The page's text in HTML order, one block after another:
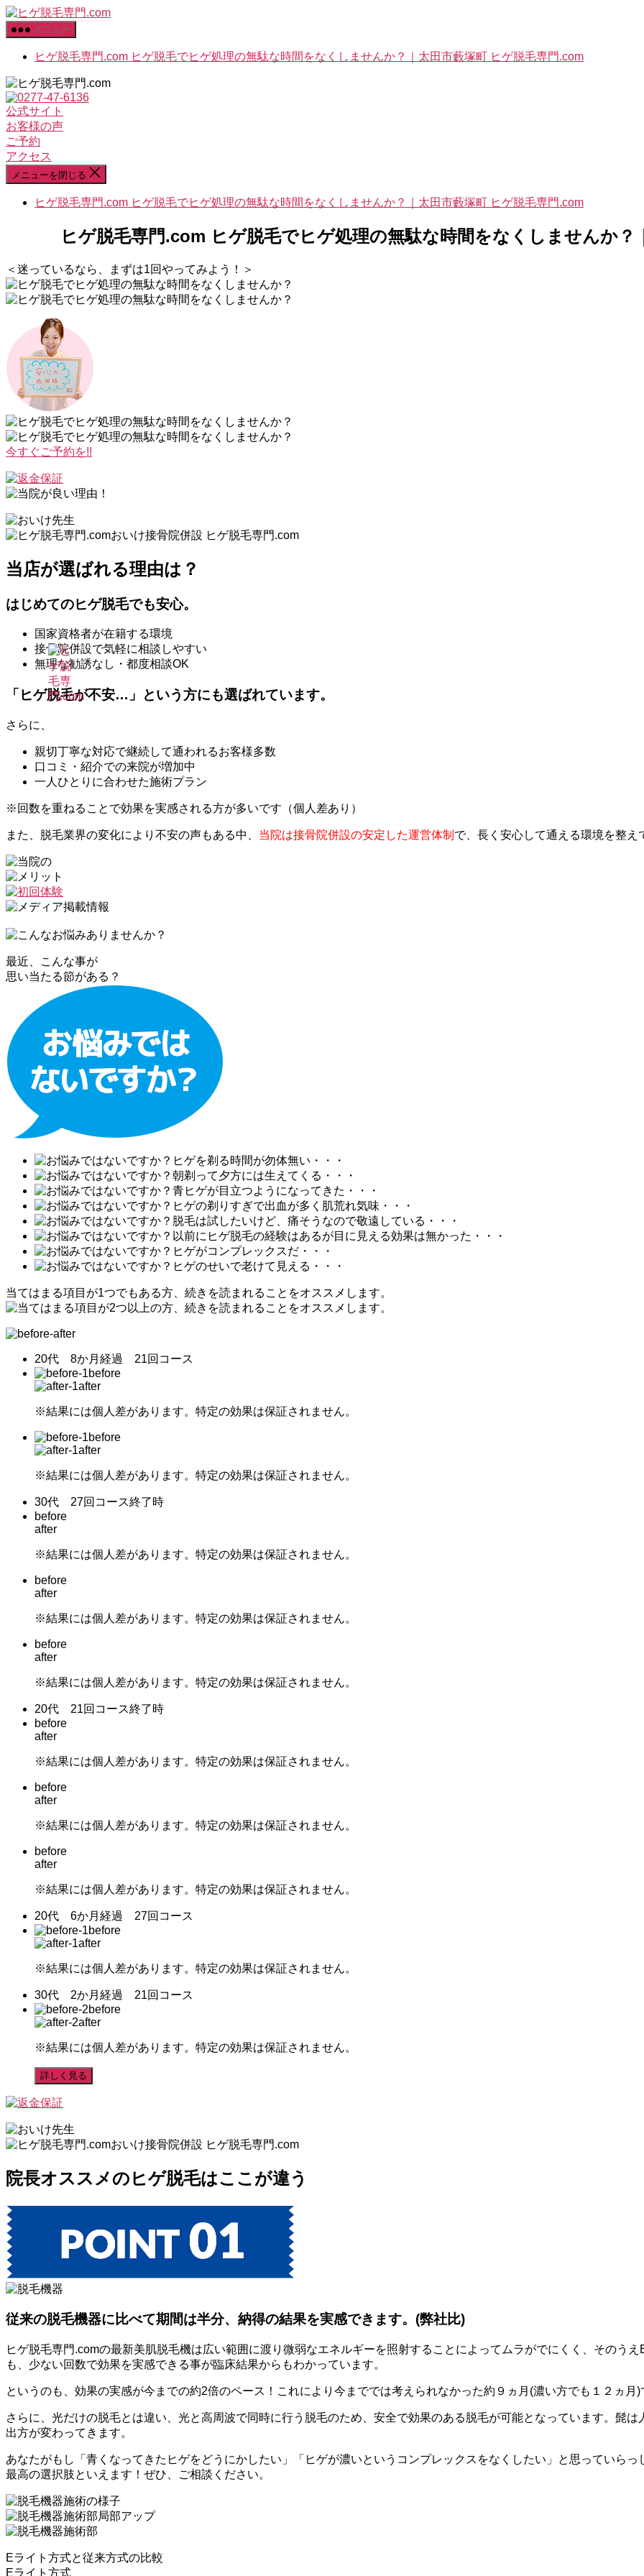
コ
ン
テ
へ
ス
キ
ッ
プ
ヒ
毛
門.com
メニュー
ヒゲ脱毛専門.com ヒゲ脱毛でヒゲ処理の無駄な時間をなくしませんか？｜太田市藪塚町 ヒゲ脱毛専門.com
公式サイト
お客様の声
ご予約
アクセス
メニューを閉じる
ヒゲ脱毛専門.com ヒゲ脱毛でヒゲ処理の無駄な時間をなくしませんか？｜太田市藪塚町 ヒゲ脱毛専門.com
ヒゲ脱毛専門.com ヒゲ脱毛でヒゲ処理の無駄な時間をなくしませんか？
＜ 迷っているなら ま ずは1回やってみよ う ！ ＞
今すぐご予約を!!
おいけ接骨院併設 ヒゲ脱毛専門.com
当店が選ばれる理由は？
はじめてのヒゲ脱毛でも安心。
国家資格者が在籍する環境
接骨院併設で気軽に相談しやすい
無理な勧誘なし・都度相談OK
「ヒゲ脱毛が不安…」という方にも選ばれています。
さらに、
親切丁寧な対応で継続して通われるお客様多数
口コミ・紹介での来院が増加中
一人ひとりに合わせた施術プラン
※回数を重ねることで効果を実感される方が多いです（個人差あり）
また、脱毛業界の変化により不安の声もある中、 当院は接骨院併設の安定した運営体制 で、長く安心して通える環境を整え
最近、こんな事が
思い当たる節がある？
ヒゲを剃る時間が勿体無い・・・
朝剃って夕方には生えてくる・・・
青ヒゲが目立つようになってきた・・・
ヒゲの剃りすぎで出血が多く肌荒れ気味・・・
脱毛は試したいけど、痛そうなので敬遠している・・・
以前にヒゲ脱毛の経験はあるが目に見える効果は無かった・・・
ヒゲがコンプレックスだ・・・
ヒゲのせいで老けて見える・・・
当てはまる項目が1つでもある方、 続きを読まれることをオススメします。
20代 8か月経過 21回コース
before
after
※結果には個人差があります。特定の効果は保証されません。
before
after
※結果には個人差があります。特定の効果は保証されません。
30代 27回コース終了時
before
after
※結果には個人差があります。特定の効果は保証されません。
before
after
※結果には個人差があります。特定の効果は保証されません。
before
after
※結果には個人差があります。特定の効果は保証されません。
20代 21回コース終了時
before
after
※結果には個人差があります。特定の効果は保証されません。
before
after
※結果には個人差があります。特定の効果は保証されません。
before
after
※結果には個人差があります。特定の効果は保証されません。
20代 6か月経過 27回コース
before
after
※結果には個人差があります。特定の効果は保証されません。
30代 2か月経過 21回コース
before
after
※結果には個人差があります。特定の効果は保証されません。
詳しく見る
おいけ接骨院併設 ヒゲ脱毛専門.com
院長オススメのヒゲ脱毛はここが違う
従来の脱毛機器に 比べて期間は半分、 納得の結果を実感できます。 (弊社比)
ヒゲ脱毛専門.comの最新美肌脱毛機は広い範囲に渡り微弱なエネルギーを照射することによってムラがでにくく、そのう
も、少ない回数で効果を実感できる事が臨床結果からもわかっています。
というのも、 効果の実感が今までの約2倍のペース！ これにより今まででは考えられなかった約９ヵ月(濃い方でも１２ヵ月)
さらに、光だけの脱毛とは違い、光と高周波で同時に行う脱毛のため、安全で効果のある脱毛が可能となっています。 髭は
出方が変わってきます。
あなたがもし「青くなってきたヒゲをどうにかしたい」「ヒゲが濃いというコンプレックスをなくしたい」と思っていら
最高の選択肢といえます！ぜひ、ご相談ください。
施術の様子
施術部局部アップ
施術部
Eライト方式と従来方式の比較
Eライ ト 方式